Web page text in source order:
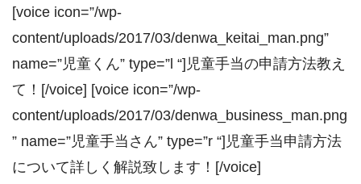
[voice icon=”/wp-
content/uploads/2017/03/denwa_keitai_man.png”
name=”児童くん” type=”l “]児童手当の申請方法教え
て！[/voice] [voice icon=”/wp-
content/uploads/2017/03/denwa_business_man.png
” name=”児童手当さん” type=”r “]児童手当申請方法
について詳しく解説致します！[/voice]